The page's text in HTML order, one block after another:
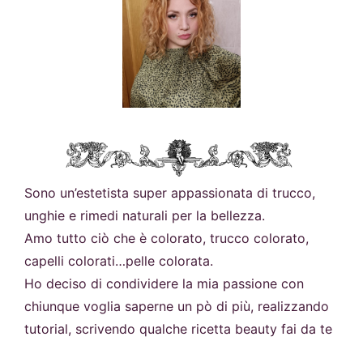
Sono un’estetista super appassionata di trucco,
unghie e rimedi naturali per la bellezza.
Amo tutto ciò che è colorato, trucco colorato,
capelli colorati…pelle colorata.
Ho deciso di condividere la mia passione con
chiunque voglia saperne un pò di più, realizzando
tutorial, scrivendo qualche ricetta beauty fai da te